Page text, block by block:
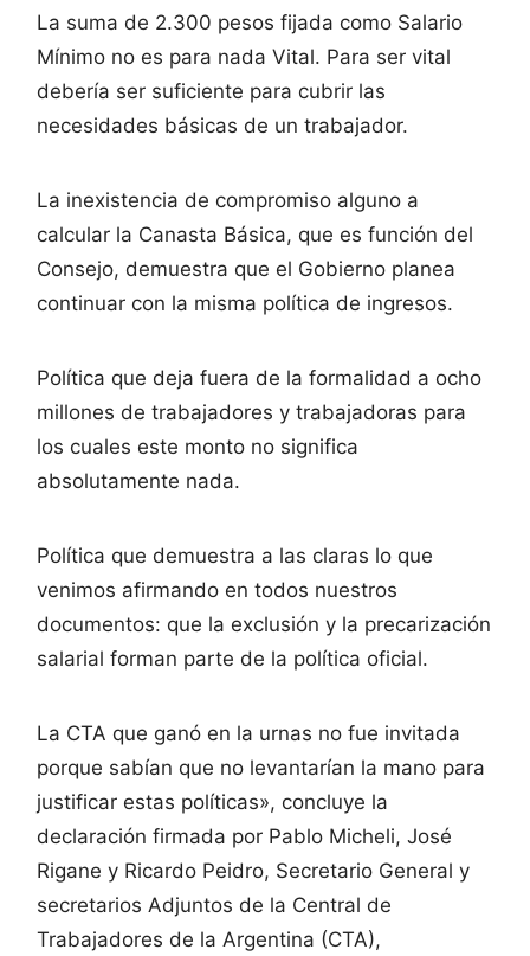
La suma de 2.300 pesos fijada como Salario
Mínimo no es para nada Vital. Para ser vital
debería ser suficiente para cubrir las
necesidades básicas de un trabajador.
La inexistencia de compromiso alguno a
calcular la Canasta Básica, que es función del
Consejo, demuestra que el Gobierno planea
continuar con la misma política de ingresos.
Política que deja fuera de la formalidad a ocho
millones de trabajadores y trabajadoras para
los cuales este monto no significa
absolutamente nada.
Política que demuestra a las claras lo que
venimos afirmando en todos nuestros
documentos: que la exclusión y la precarización
salarial forman parte de la política oficial.
La CTA que ganó en la urnas no fue invitada
porque sabían que no levantarían la mano para
justificar estas políticas», concluye la
declaración firmada por Pablo Micheli, José
Rigane y Ricardo Peidro, Secretario General y
secretarios Adjuntos de la Central de
Trabajadores de la Argentina (CTA),